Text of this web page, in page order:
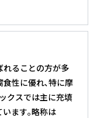
れることの方が多
食性に優れ､特に摩
クスでは主に充填
ます｡略称は